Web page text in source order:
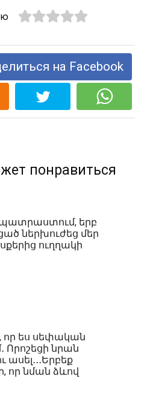
на Facebook
понравиться
երբ
ներխուժեց մեր
ուղղակի
որ ես սեփական
Որոշեցի նրան
որ նման ձևով